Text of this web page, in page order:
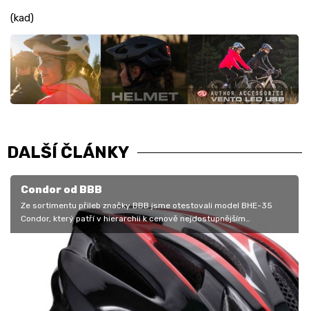
(kad)
DALŠÍ ČLÁNKY
Condor od BBB
Ze sortimentu přileb značky BBB jsme otestovali model BHE-35
Condor, který patří v hierarchii k cenově nejdostupnějším
provedením. Ačkoliv…